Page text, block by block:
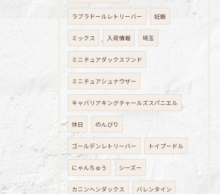
ラブラドールレトリーバー 妊娠
ミックス 入荷情報 埼玉
ミニチュアダックスフンド
ミニチュアシュナウザー
キャバリアキングチャールズスパニエル
休日 のんびり
ゴールデンレトリーバー トイプードル
にゃんちゅう シーズー
カニンヘンダックス バレンタイン